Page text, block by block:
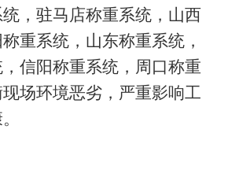
，驻马店称重系统，山西
重系统，山东称重系统，
信阳称重系统，周口称重
场环境恶劣，严重影响工